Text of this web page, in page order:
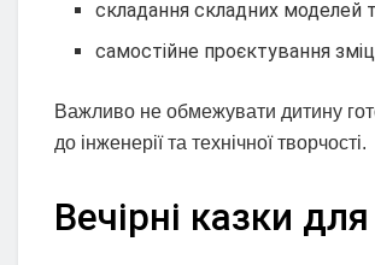
складання складних моделей
самостійне проєктування
Важливо не обмежувати дитину
до інженерії та технічної творчості.
Вечірні казки